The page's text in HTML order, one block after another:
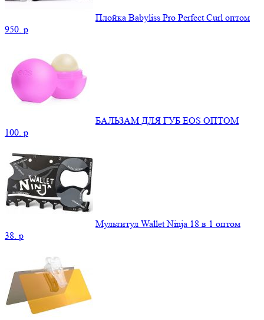
Плойка Babyliss Pro Perfect Curl оптом
950. p
БАЛЬЗАМ ДЛЯ ГУБ EOS ОПТОМ
100. p
Мультитул Wallet Ninja 18 в 1 оптом
38. p